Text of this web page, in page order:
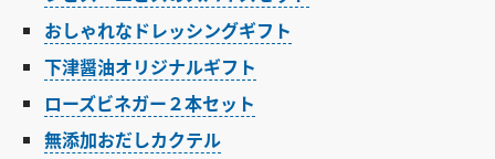
おしゃれなドレッシングギフト
下津醤油オリジナルギフト
ローズビネガー２本セット
無添加おだしカクテル